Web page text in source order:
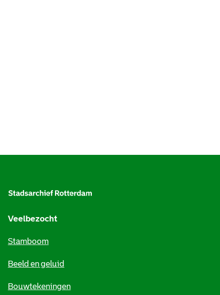
Veelbezocht
Stamboom
Beeld en geluid
Bouwtekeningen